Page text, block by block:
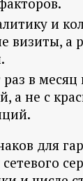
и
визиты, а
в месяц
а не с
для